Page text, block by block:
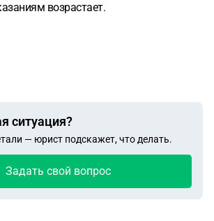
возрастает.
ситуация?
— юрист подскажет, что делать.
Задать свой вопрос